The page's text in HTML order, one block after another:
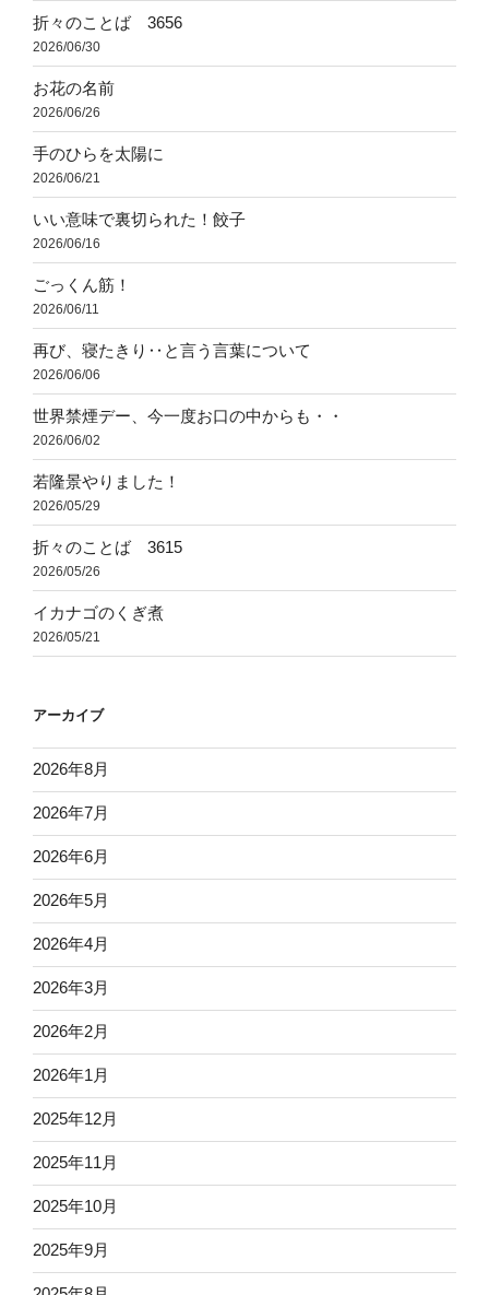
折々のことば 3656
2026/06/30
お花の名前
2026/06/26
手のひらを太陽に
2026/06/21
いい意味で裏切られた！餃子
2026/06/16
ごっくん筋！
2026/06/11
再び、寝たきり‥と言う言葉について
2026/06/06
世界禁煙デー、今一度お口の中からも・・
2026/06/02
若隆景やりました！
2026/05/29
折々のことば 3615
2026/05/26
イカナゴのくぎ煮
2026/05/21
アーカイブ
2026年8月
2026年7月
2026年6月
2026年5月
2026年4月
2026年3月
2026年2月
2026年1月
2025年12月
2025年11月
2025年10月
2025年9月